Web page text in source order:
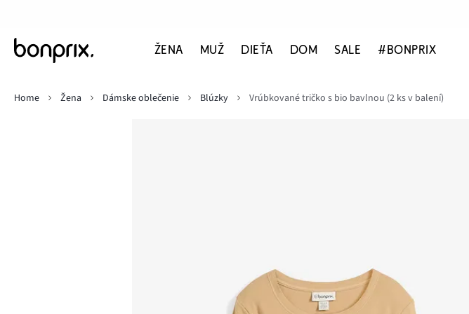
ŽENA MUŽ DIEŤA DOM SALE #BONPRIX
Home
Žena Dámske oblečenie Blúzky Vrúbkované tričko s bio bavlnou (2 ks v balení)